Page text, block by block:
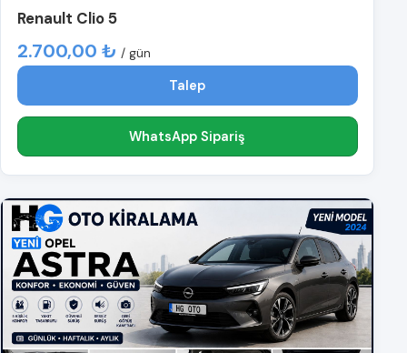
Renault Clio 5
2.700,00 ₺ / gün
Talep
WhatsApp Sipariş